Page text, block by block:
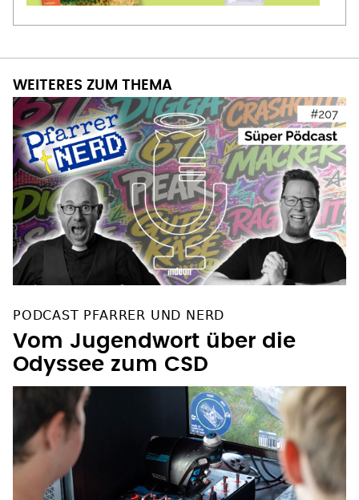
WEITERES ZUM THEMA
PODCAST PFARRER UND NERD
Vom Jugendwort über die
Odyssee zum CSD